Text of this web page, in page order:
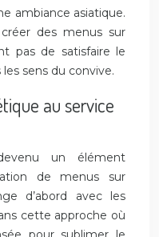
ambiance asiatique.
des menus sur
pas de satisfaire le
sens du convive.
au service
un élément
de menus sur
d’abord avec les
cette approche où